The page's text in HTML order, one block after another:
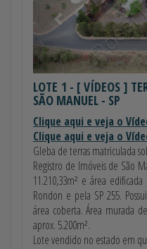
LOTE 1 - [ VÍDEOS ]
SÃO MANUEL - SP
Clique aqui e veja o
Clique aqui e veja o
Gleba de terras matriculada
Registro de Imóveis de São
11.210,33m² e área
Rondon e pela SP 255.
área coberta. Área murada
aprox. 5.200m².
Lote vendido no estado em